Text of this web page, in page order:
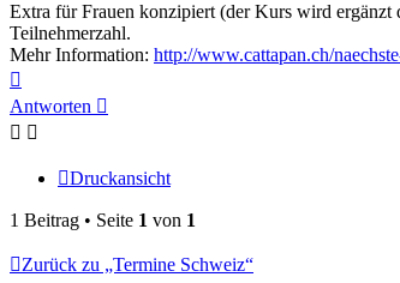
Extra für Frauen konzipiert (der Kurs wird ergänzt
Teilnehmerzahl.
Mehr Information: http://www.cattapan.ch/
oben
Antworten
Druckansicht
1 Beitrag • Seite 1 von 1
Zurück zu „Termine Schweiz“